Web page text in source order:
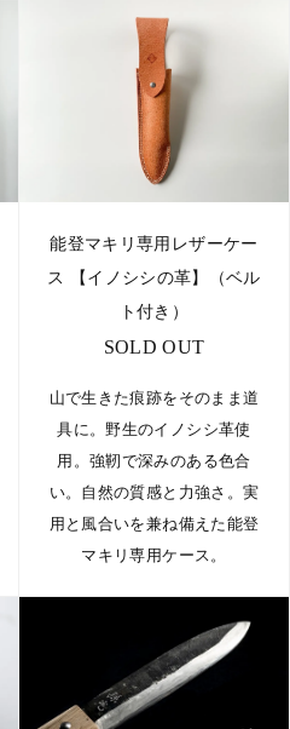
能登マキリ専用レザーケー
ス 【イノシシの革】（ベル
ト付き）
SOLD OUT
山で生きた痕跡をそのまま道
具に。野生のイノシシ革使
用。強靭で深みのある色合
い。自然の質感と力強さ。実
用と風合いを兼ね備えた能登
マキリ専用ケース。